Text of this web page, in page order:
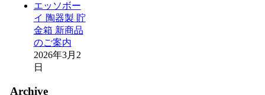
エッソボー
イ 陶器製 貯
金箱 新商品
のご案内
2026年3月2
日
Archive